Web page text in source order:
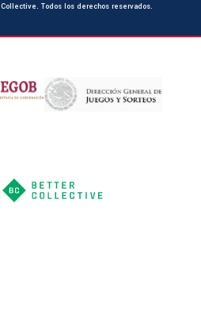
Collective. Todos los derechos reservados.